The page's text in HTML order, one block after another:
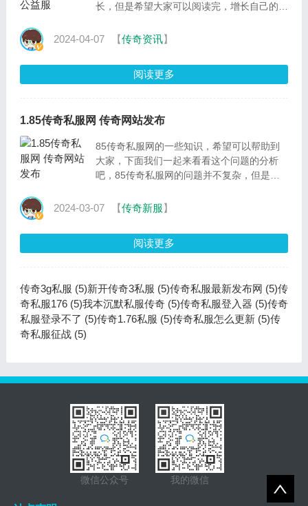
长，但是希望大家可以阅读完，增长自己的知
决了您的问题，
2024-04-07 【传奇资讯】
阅读更多
1.85传奇私服网 传奇网站发布
85传奇私服网的一些知识，希望可以帮助到
大家，下面我们一起来看看这个问题的分析
吧，85传奇私服网的问题并不复杂，但是又
呢，今天小编就来为
2024-03-07 【传奇新服】
阅读更多
传奇3g私服 (5)新开传奇3私服 (5)传奇私服最新发布网 (5)传
奇私服176 (5)我本沉默私服传奇 (5)传奇私服登入器 (5)传奇
私服登录不了 (5)传奇1.76私服 (5)传奇私服怎么更新 (5)传
奇私服征战 (5)
微信公众号 我的微信